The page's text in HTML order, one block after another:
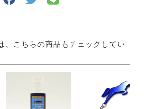
、こちらの商品もチェックしてい